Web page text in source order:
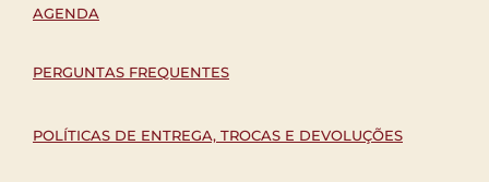
AGENDA
PERGUNTAS FREQUENTES
POLÍTICAS DE ENTREGA, TROCAS E DEVOLUÇÕES